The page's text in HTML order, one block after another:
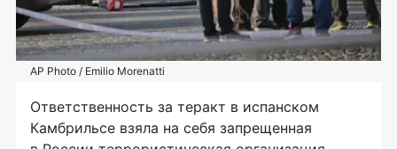
AP Photo / Emilio Morenatti
Ответственность за теракт в испанском
Камбрильсе взяла на себя запрещенная